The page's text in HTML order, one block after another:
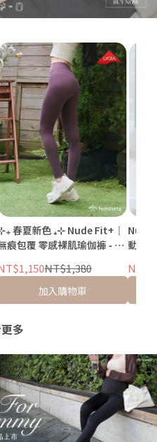
春夏新色 ₊⊹ Nude Fit+｜
痕包覆 零感裸肌瑜伽褲 - 暮
NT$1,380
加入購物車
Nude
動內
多